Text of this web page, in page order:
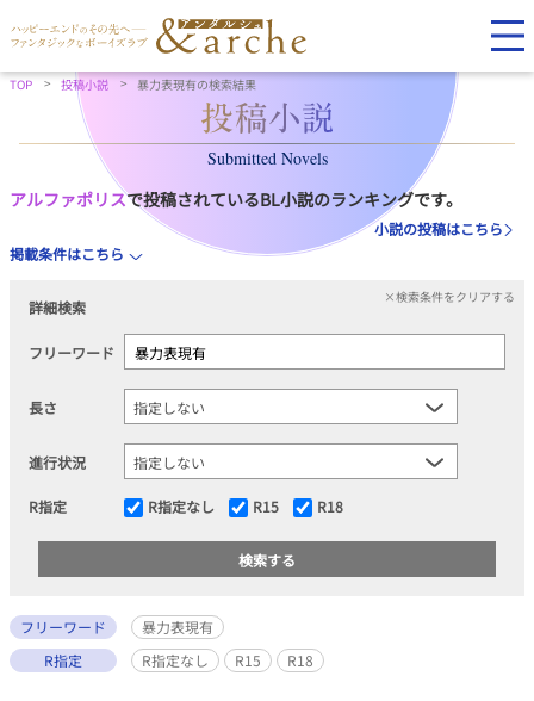
TOP 投稿小説 暴力表現有の検索結果
Submitted Novels
アルファポリスで投稿されているBL小説のランキングです。
小説の投稿はこちら
掲載条件はこちら
詳細検索
×検索条件をクリアする
フリーワード
長さ
進行状況
R指定 R指定なし R15 R18
フリーワード
暴力表現有
R指定
R指定なし R15 R18